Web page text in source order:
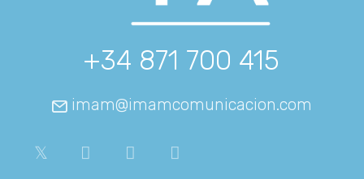
+34 871 700 415
imam@imamcomunicacion.com